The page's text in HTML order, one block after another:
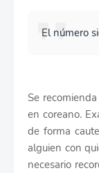
El número
Se
en coreano.
de forma
alguien con
necesario